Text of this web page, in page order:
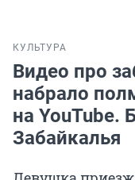
КУЛЬТУРА
Видео про
набрало
на YouTube.
Забайкалья